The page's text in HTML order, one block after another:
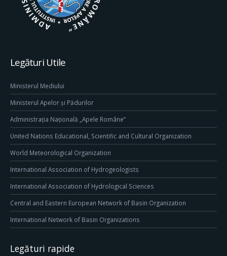
Legături Utile
Ministerul Mediului
Ministerul Apelor și Pădurilor
Administrația Națională „Apele Române”
United Nations Educational, Scientific and Cultural Organization
World Meteorological Organization
International Association of Hydrogeologists
International Association of Hydrological Sciences
Central and Eastern European Network of Basin Organization
International Network of Basin Organizations
Legături rapide